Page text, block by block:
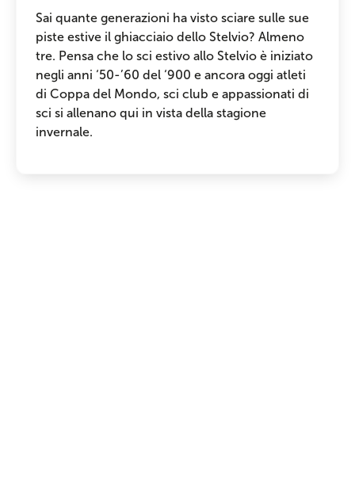
Sai quante generazioni ha visto sciare sulle sue
piste estive il ghiacciaio dello Stelvio? Almeno
tre. Pensa che lo sci estivo allo Stelvio è iniziato
negli anni ‘50-’60 del ‘900 e ancora oggi atleti
di Coppa del Mondo, sci club e appassionati di
sci si allenano qui in vista della stagione
invernale.